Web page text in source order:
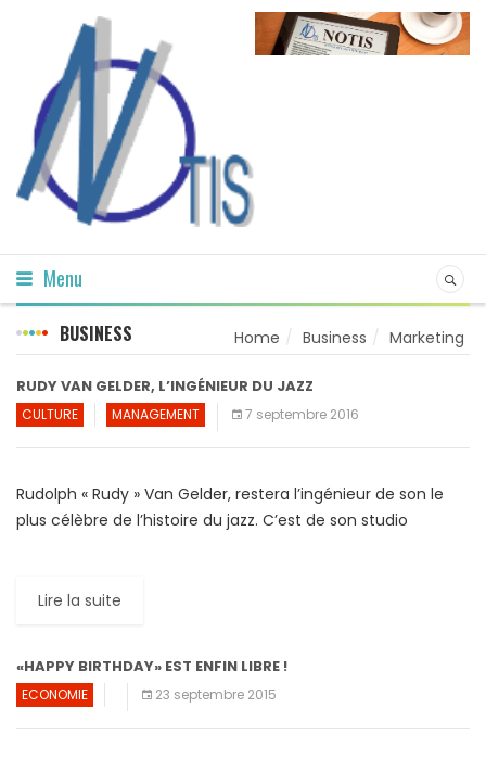
Menu
BUSINESS Home Business Marketing
RUDY VAN GELDER, L’INGÉNIEUR DU JAZZ
CULTURE MANAGEMENT 7 septembre 2016
Rudolph « Rudy » Van Gelder, restera l’ingénieur de son le
plus célèbre de l’histoire du jazz. C’est de son studio
Lire la suite
«HAPPY BIRTHDAY» EST ENFIN LIBRE !
ECONOMIE 23 septembre 2015